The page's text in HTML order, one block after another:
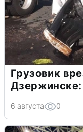
Грузовик
Дзержинске:
6 августа 0